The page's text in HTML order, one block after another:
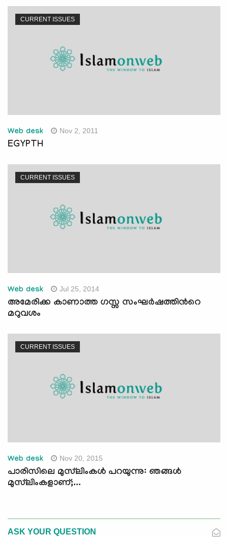
CURRENT ISSUES
Web desk Nov 2, 2011
EGYPTH
CURRENT ISSUES
Web desk Jul 25, 2014
അമേരിക്ക കാണാത്ത ഗസ്സ സംഘര്‍ഷത്തിന്‍റെ
മറുവശം
CURRENT ISSUES
Web desk Nov 20, 2015
പാരിസിലെ മുസ്‌ലിംകള്‍ പറയുന്നു: ഞങ്ങള്‍
മുസ്‌ലിംകളാണ്;...
ASK YOUR QUESTION